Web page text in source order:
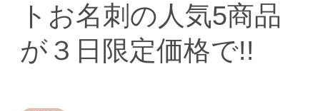
トお名刺の人気5商品
が３日限定価格で!!